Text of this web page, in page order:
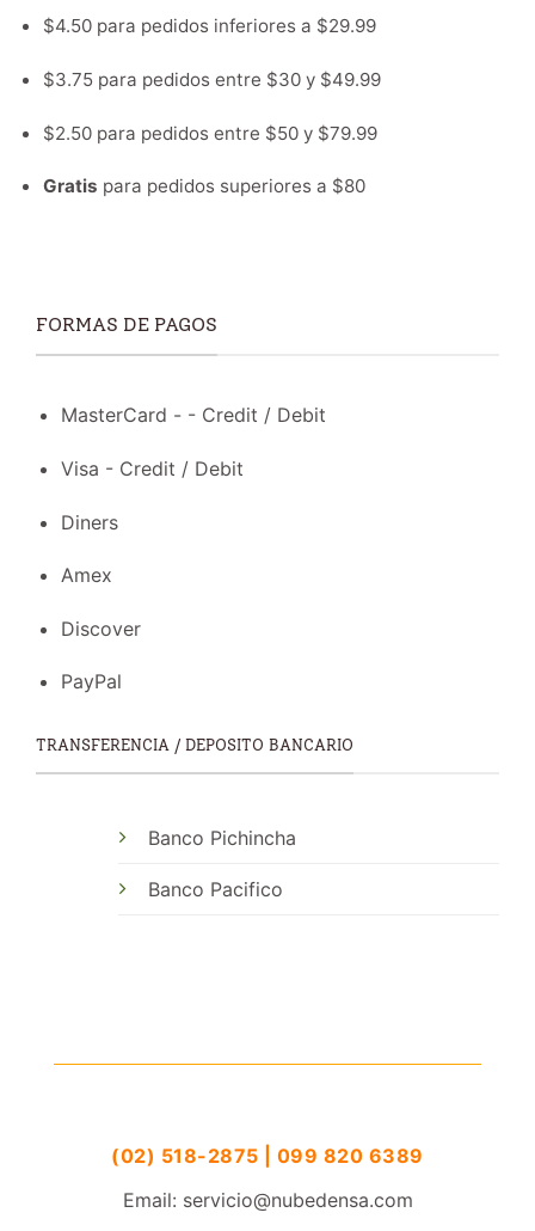
$4.50 para pedidos inferiores a $29.99
$3.75 para pedidos entre $30 y $49.99
$2.50 para pedidos entre $50 y $79.99
Gratis para pedidos superiores a $80
FORMAS DE PAGOS
MasterCard - - Credit / Debit
Visa - Credit / Debit
Diners
Amex
Discover
PayPal
TRANSFERENCIA / DEPOSITO BANCARIO
Banco Pichincha
Banco Pacifico
(02) 518-2875 | 099 820 6389
Email: servicio@nubedensa.com